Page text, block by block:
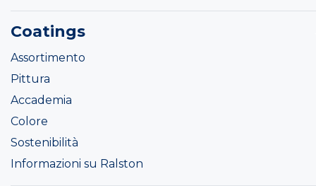
Coatings
Assortimento
Pittura
Accademia
Colore
Sostenibilità
Informazioni su Ralston